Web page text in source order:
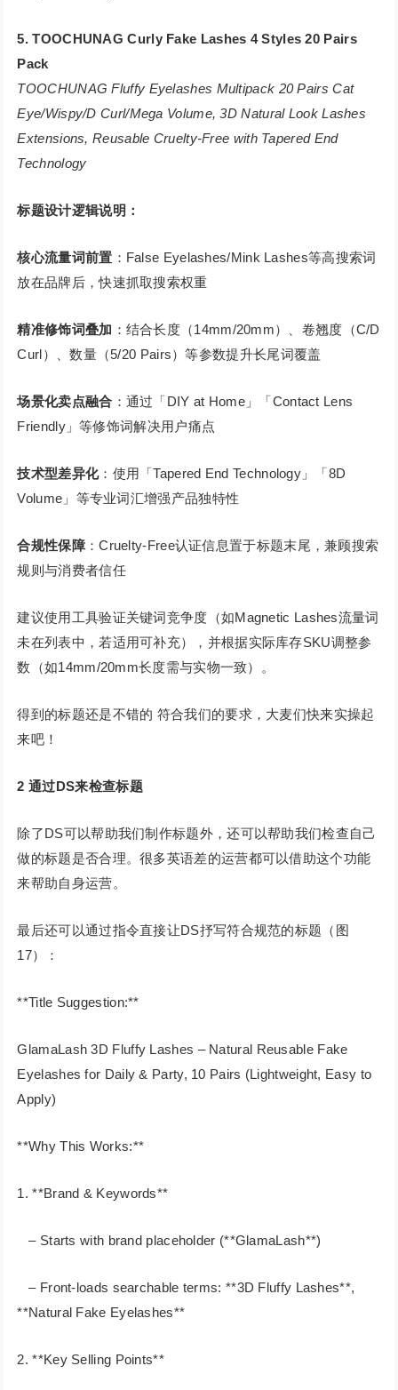
5. TOOCHUNAG Curly Fake Lashes 4 Styles 20 Pairs
Pack
TOOCHUNAG Fluffy Eyelashes Multipack 20 Pairs Cat
Eye/Wispy/D Curl/Mega Volume, 3D Natural Look Lashes
Extensions, Reusable Cruelty-Free with Tapered End
Technology
标题设计逻辑说明：
核心流量词前置 ：False Eyelashes/Mink Lashes等高搜索词
放在品牌后，快速抓取搜索权重
精准修饰词叠加 ：结合长度（14mm/20mm）、卷翘度（C/D
Curl）、数量（5/20 Pairs）等参数提升长尾词覆盖
场景化卖点融合 ：通过「DIY at Home」「Contact Lens
Friendly」等修饰词解决用户痛点
技术型差异化：使用「Tapered End Technology」「8D
Volume」等专业词汇增强产品独特性
合规性保障：Cruelty-Free认证信息置于标题末尾，兼顾搜索
规则与消费者信任
建议使用工具验证关键词竞争度（如Magnetic Lashes流量词
未在列表中，若适用可补充），并根据实际库存SKU调整参
数（如14mm/20mm长度需与实物一致）。
得到的标题还是不错的 符合我们的要求，大麦们快来实操起
来吧！
2 通过DS来检查标题
除了DS可以帮助我们制作标题外，还可以帮助我们检查自己
做的标题是否合理。很多英语差的运营都可以借助这个功能
来帮助自身运营。
最后还可以通过指令直接让DS抒写符合规范的标题（图
17）：
**Title Suggestion:**
GlamaLash 3D Fluffy Lashes – Natural Reusable Fake
Eyelashes for Daily & Party, 10 Pairs (Lightweight, Easy to
Apply)
**Why This Works:**
1. **Brand & Keywords**
– Starts with brand placeholder (**GlamaLash**)
– Front-loads searchable terms: **3D Fluffy Lashes**,
**Natural Fake Eyelashes**
2. **Key Selling Points**